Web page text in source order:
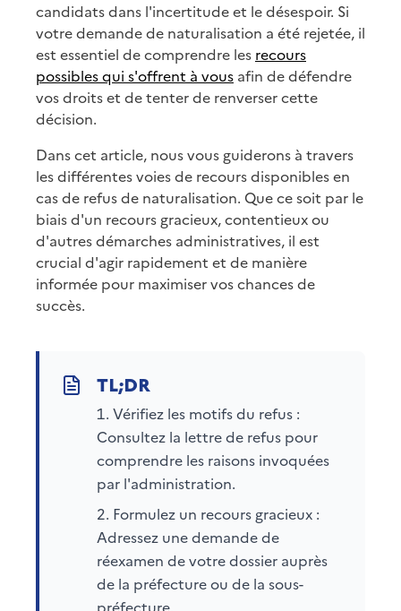
candidats dans l'incertitude et le désespoir. Si
votre demande de naturalisation a été rejetée, il
est essentiel de comprendre les recours
possibles qui s'offrent à vous afin de défendre
vos droits et de tenter de renverser cette
décision.
Dans cet article, nous vous guiderons à travers
les différentes voies de recours disponibles en
cas de refus de naturalisation. Que ce soit par le
biais d'un recours gracieux, contentieux ou
d'autres démarches administratives, il est
crucial d'agir rapidement et de manière
informée pour maximiser vos chances de
succès.
Vérifiez les motifs du refus :
Consultez la lettre de refus pour
comprendre les raisons invoquées
par l'administration.
Formulez un recours gracieux :
Adressez une demande de
réexamen de votre dossier auprès
de la préfecture ou de la sous-
préfecture.